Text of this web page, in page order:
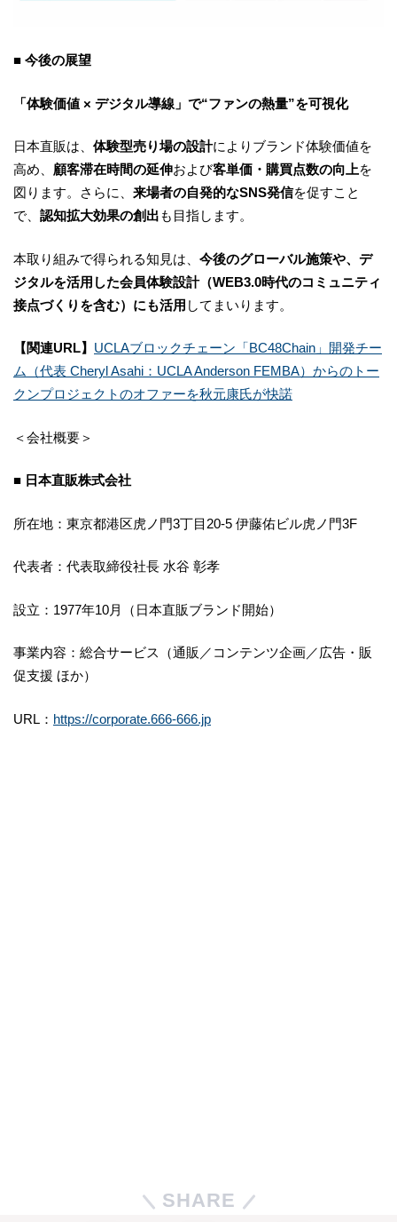
■ 今後の展望
「体験価値 × デジタル導線」で“ファンの熱量”を可視化
日本直販は、 体験型売り場の設計によりブランド体験価値を
高め、 顧客滞在時間の延伸および客単価・購買点数の向上を
図ります。さらに、 来場者の自発的なSNS発信を促すこと
で、 認知拡大効果の創出も目指します。
本取り組みで得られる知見は、 今後のグローバル施策や、デ
ジタルを活用した会員体験設計（WEB3.0時代のコミュニティ
接点づくりを含む）にも活用 してまいります。
【関連URL】 UCLAブロックチェーン「BC48Chain」開発チー
ム（代表 Cheryl Asahi：UCLA Anderson FEMBA）からのトー
クンプロジェクトのオファーを秋元康氏が快諾
＜会社概要＞
■ 日本直販株式会社
所在地：東京都港区虎ノ門3丁目20-5 伊藤佑ビル虎ノ門3F
代表者：代表取締役社長 水谷 彰孝
設立：1977年10月（日本直販ブランド開始）
事業内容：総合サービス（通販／コンテンツ企画／広告・販
促支援 ほか）
URL： https://corporate.666-666.jp
SHARE